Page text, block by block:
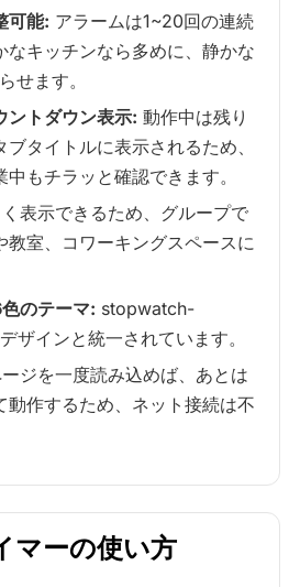
可能: アラームは1~20回の連続
なキッチンなら多めに、静かな
せます。
ントダウン表示: 動作中は残り
タイトルに表示されるため、
もチラッと確認できます。
表示できるため、グループで
教室、コワーキングスペースに
のテーマ: stopwatch-
ザインと統一されています。
ジを一度読み込めば、あとは
動作するため、ネット接続は不
マーの使い方